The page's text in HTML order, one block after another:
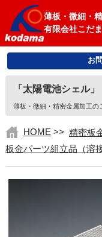
薄板・微細・
有限会社こだ
お
「太陽電池シェル」
薄板・微細・精密金属加工の
HOME >> 精密板
板金パーツ組立品（溶